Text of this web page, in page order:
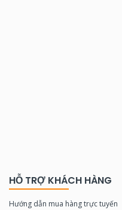
HỖ TRỢ KHÁCH HÀNG
Hướng dẫn mua hàng trực tuyến